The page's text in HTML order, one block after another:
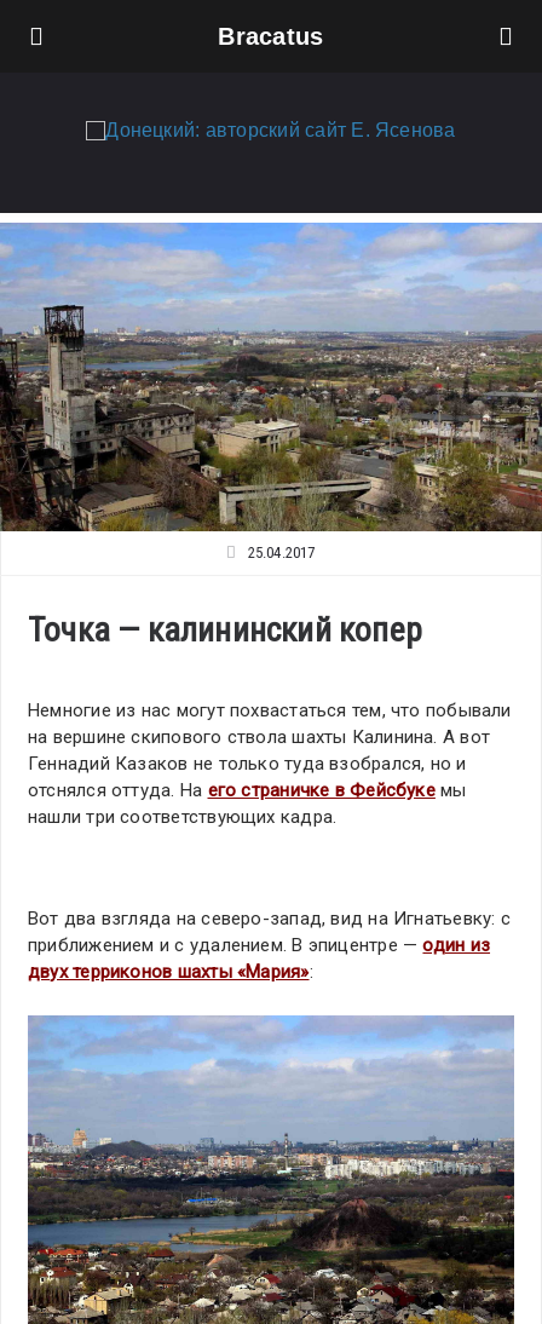
Bracatus
25.04.2017
Точка — калининский копер
Немногие из нас могут похвастаться тем, что побывали
на вершине скипового ствола шахты Калинина. А вот
Геннадий Казаков не только туда взобрался, но и
отснялся оттуда. На его страничке в Фейсбукемы
нашли три соответствующих кадра.
Вот два взгляда на северо-запад, вид на Игнатьевку: с
приближением и с удалением. В эпицентре —один из
двух терриконов шахты «Мария»: